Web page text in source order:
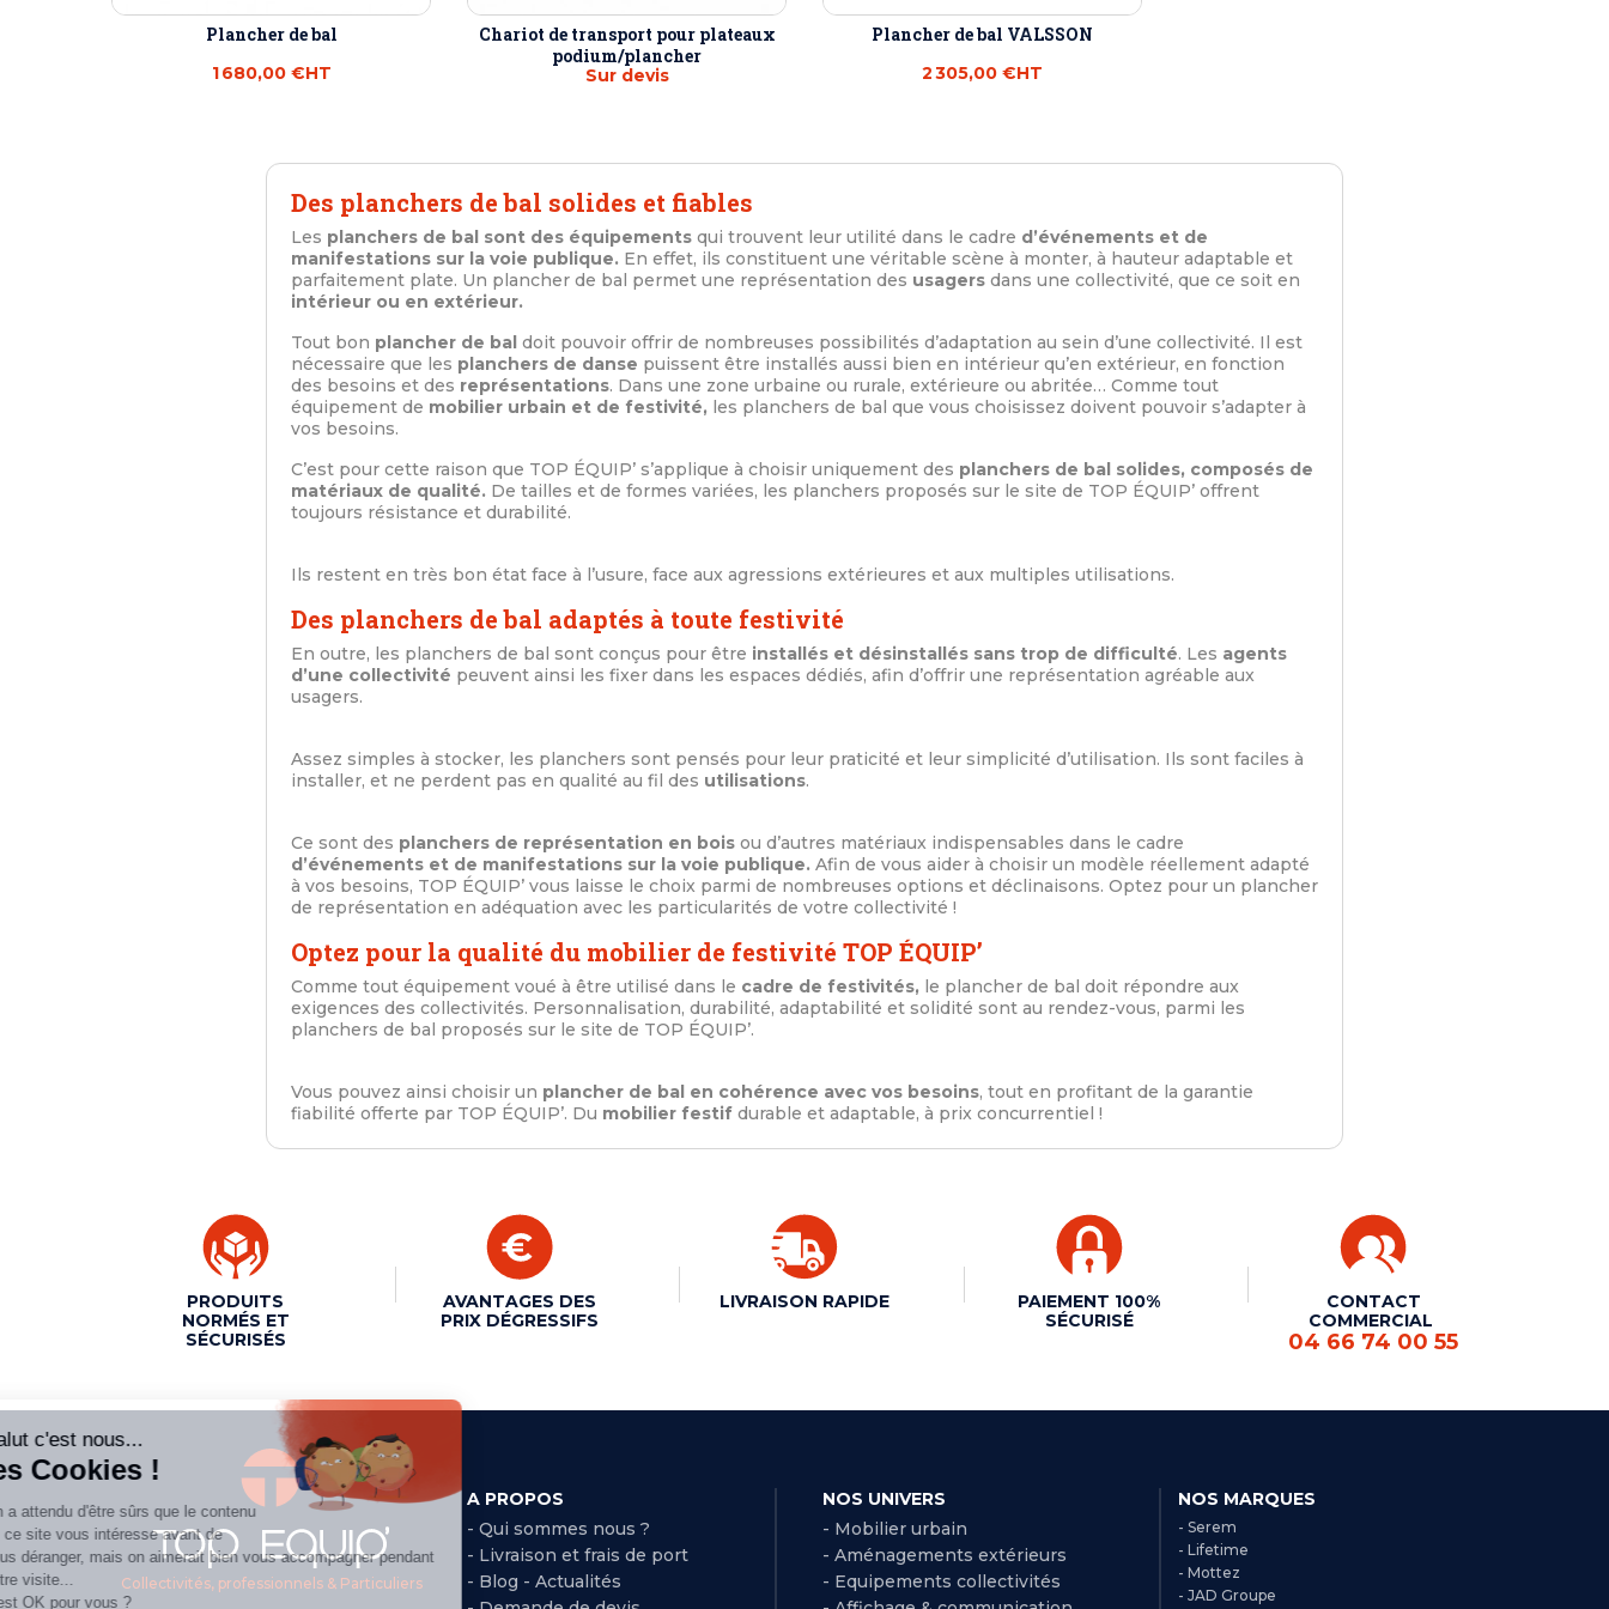
Plancher de bal
1 680,00 €HT
Chariot de transport pour plateaux
podium/plancher
Sur devis
Plancher de bal VALSSON
2 305,00 €HT
Des planchers de bal solides et fiables
Les planchers de bal sont des équipements qui trouvent leur utilité dans le cadre d’événements et de
manifestations sur la voie publique. En effet, ils constituent une véritable scène à monter, à hauteur adaptable et
parfaitement plate. Un plancher de bal permet une représentation des usagers dans une collectivité, que ce soit en
intérieur ou en extérieur.
Tout bon plancher de bal doit pouvoir offrir de nombreuses possibilités d’adaptation au sein d’une collectivité. Il est
nécessaire que les planchers de danse puissent être installés aussi bien en intérieur qu’en extérieur, en fonction
des besoins et des représentations. Dans une zone urbaine ou rurale, extérieure ou abritée… Comme tout
équipement de mobilier urbain et de festivité, les planchers de bal que vous choisissez doivent pouvoir s’adapter à
vos besoins.
C’est pour cette raison que TOP ÉQUIP’ s’applique à choisir uniquement des planchers de bal solides, composés de
matériaux de qualité. De tailles et de formes variées, les planchers proposés sur le site de TOP ÉQUIP’ offrent
toujours résistance et durabilité.
Ils restent en très bon état face à l’usure, face aux agressions extérieures et aux multiples utilisations.
Des planchers de bal adaptés à toute festivité
En outre, les planchers de bal sont conçus pour être installés et désinstallés sans trop de difficulté. Les agents
d’une collectivité peuvent ainsi les fixer dans les espaces dédiés, afin d’offrir une représentation agréable aux
usagers.
Assez simples à stocker, les planchers sont pensés pour leur praticité et leur simplicité d’utilisation. Ils sont faciles à
installer, et ne perdent pas en qualité au fil des utilisations.
Ce sont des planchers de représentation en bois ou d’autres matériaux indispensables dans le cadre
d’événements et de manifestations sur la voie publique. Afin de vous aider à choisir un modèle réellement adapté
à vos besoins, TOP ÉQUIP’ vous laisse le choix parmi de nombreuses options et déclinaisons. Optez pour un plancher
de représentation en adéquation avec les particularités de votre collectivité !
Optez pour la qualité du mobilier de festivité TOP ÉQUIP’
Comme tout équipement voué à être utilisé dans le cadre de festivités, le plancher de bal doit répondre aux
exigences des collectivités. Personnalisation, durabilité, adaptabilité et solidité sont au rendez-vous, parmi les
planchers de bal proposés sur le site de TOP ÉQUIP’.
Vous pouvez ainsi choisir un plancher de bal en cohérence avec vos besoins, tout en profitant de la garantie
fiabilité offerte par TOP ÉQUIP’. Du mobilier festif durable et adaptable, à prix concurrentiel !
PRODUITS
NORMÉS ET
SÉCURISÉS
AVANTAGES DES
PRIX DÉGRESSIFS
LIVRAISON RAPIDE
PAIEMENT 100%
SÉCURISÉ
CONTACT
COMMERCIAL
04 66 74 00 55
Collectivités, professionnels & Particuliers
A PROPOS
- Qui sommes nous ?
- Livraison et frais de port
- Blog - Actualités
NOS UNIVERS
- Mobilier urbain
- Aménagements extérieurs
- Equipements collectivités
NOS MARQUES
- Serem
- Lifetime
- Mottez
- JAD Groupe